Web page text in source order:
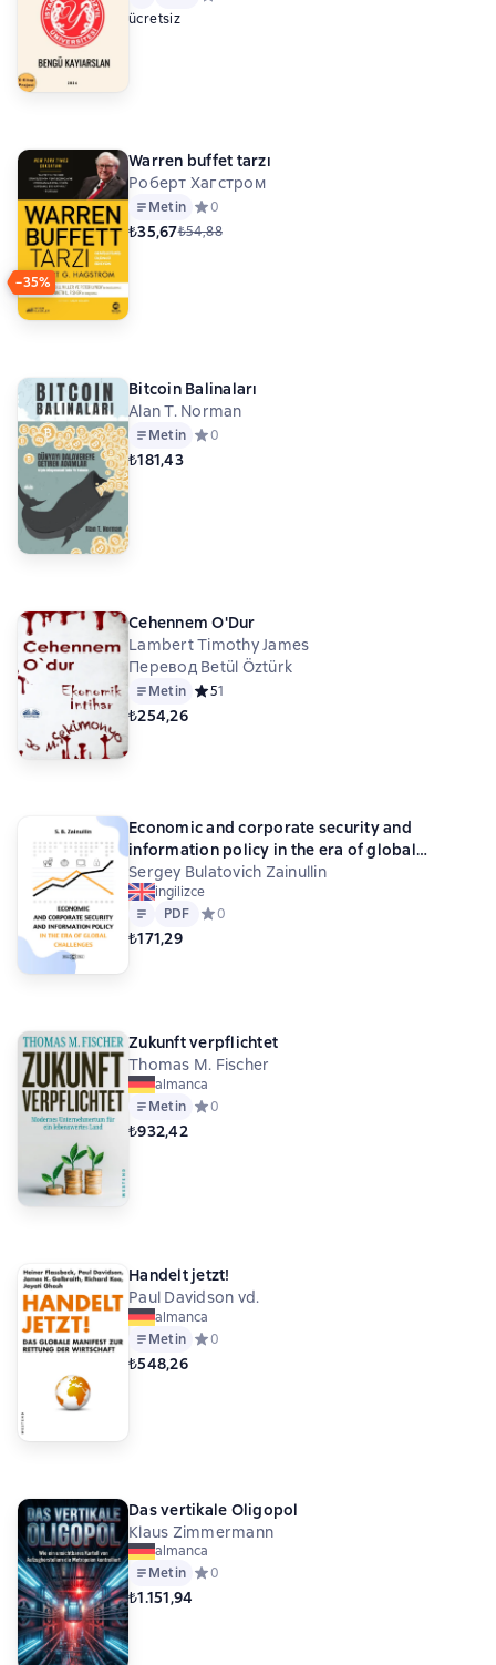
ücretsiz
−35%
Warren buffet tarzı
Роберт Хагстром
Metin Средний рейтинг 0 на основе 0 оценок
0
₺35,67₺54,88
Bitcoin Balinaları
Alan T. Norman
Metin Средний рейтинг 0 на основе 0 оценок
0
₺181,43
Cehennem O'Dur
Lambert Timothy James
Перевод Betül Öztürk
Metin Средний рейтинг 5 на основе 1 оценок
51
₺254,26
Economic and corporate security and
information policy in the era of global
challenges
Sergey Bulatovich Zainullin
ingilizce
Metin
PDF
PDF Средний рейтинг 0 на основе 0 оценок
0
₺171,29
Zukunft verpflichtet
Thomas M. Fischer
almanca
Metin Средний рейтинг 0 на основе 0 оценок
0
₺932,42
Handelt jetzt!
Paul Davidson vd.
almanca
Metin Средний рейтинг 0 на основе 0 оценок
0
₺548,26
Das vertikale Oligopol
Klaus Zimmermann
almanca
Metin Средний рейтинг 0 на основе 0 оценок
0
₺1.151,94